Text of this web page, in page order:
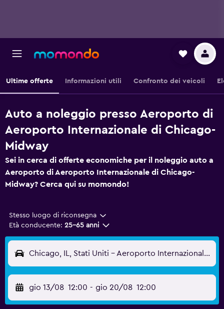
Ultime offerte Informazioni utili Confronto dei veicoli
Auto a noleggio presso Aeroporto di
Aeroporto Internazionale di Chicago-
Midway
Sei in cerca di offerte economiche per il noleggio auto a
Aeroporto di Aeroporto Internazionale di Chicago-
Midway? Cerca qui su momondo!
Stesso luogo di riconsegna
Età conducente: 25-65 anni
Chicago, IL, Stati Uniti - Aeroporto Internazionale di Chicago-Midway (MDW)
gio 13/08 12:00 - gio 20/08 12:00